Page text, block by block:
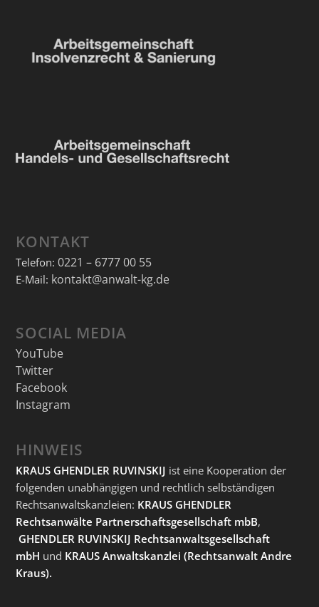
KONTAKT
Telefon: 0221 – 6777 00 55
E-Mail: kontakt@anwalt-kg.de
SOCIAL MEDIA
YouTube
Twitter
Facebook
Instagram
HINWEIS
KRAUS GHENDLER RUVINSKIJ ist eine Kooperation der
folgenden unabhängigen und rechtlich selbständigen
Rechtsanwaltskanzleien: KRAUS GHENDLER
Rechtsanwälte Partnerschaftsgesellschaft mbB,
GHENDLER RUVINSKIJ Rechtsanwaltsgesellschaft
mbH und KRAUS Anwaltskanzlei (Rechtsanwalt Andre
Kraus).